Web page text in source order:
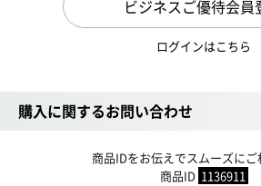
ビジネスご優待会員
ログインはこちら
購入に関するお問い合わせ
商品IDをお伝えでスムーズに
商品ID 1136911